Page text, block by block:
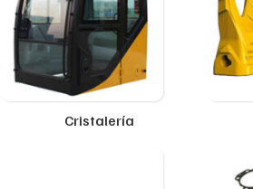
Cristalería